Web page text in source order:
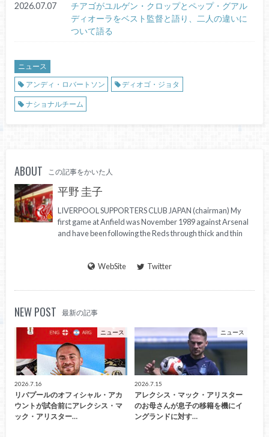
2026.07.07
チアゴがユルゲン・クロップとペップ・グアル
ディオーラをベスト監督と語り、二人の違いに
ついて語る
ニュース
アンディ・ロバートソン
ディオゴ・ジョタ
ナショナルチーム
ABOUT この記事をかいた人
平野 圭子
LIVERPOOL SUPPORTERS CLUB JAPAN (chairman) My
first game at Anfield was November 1989 against Arsenal
and have been following the Reds through thick and thin
WebSite Twitter
NEW POST 最新の記事
ニュース
2026.7.16
リバプールのオフィシャル・アカ
ウントが試合前にアレクシス・マ
ック・アリスター…
ニュース
2026.7.15
アレクシス・マック・アリスター
のお母さんが息子の移籍を機にイ
ングランドに対す…